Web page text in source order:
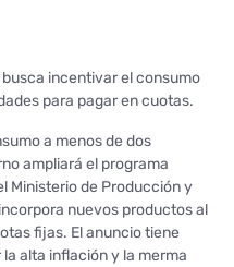
busca incentivar el consumo
para pagar en cuotas.
a menos de dos
ampliará el programa
Ministerio de Producción y
nuevos productos al
fijas. El anuncio tiene
alta inflación y la merma